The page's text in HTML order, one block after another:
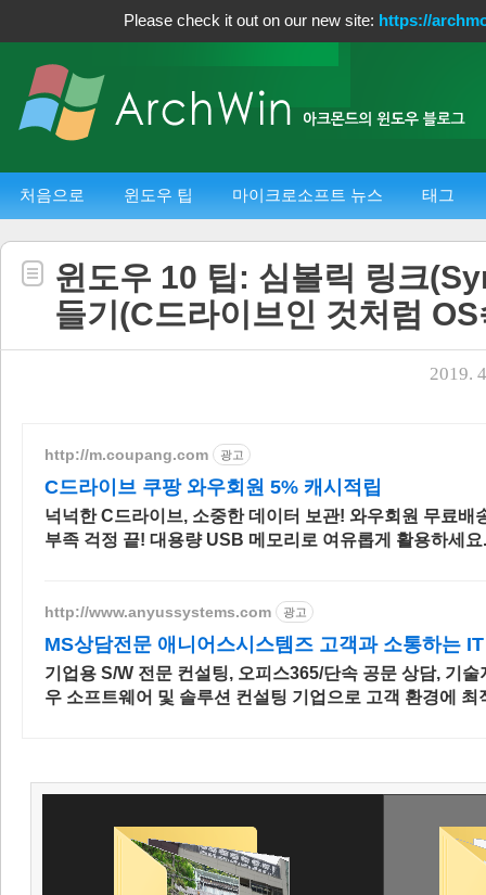
Please check it out on our new site: https://
처음으로 윈도우 팁 마이크로소프트 뉴스 태그
윈도우 10 팁: 심볼릭 링크
들기(C드라이브인 것처럼
2019.
http://m.coupang.com 광고
C드라이브 쿠팡 와우회원 5% 캐시적립
넉넉한 C드라이브, 소중한 데이터 보관! 와우회원 무료배
부족 걱정 끝! 대용량 USB 메모리로 여유롭게 활용하세요.
http://www.anyussystems.com 광고
MS상담전문 애니어스시스템즈 고객과 소통하는
기업용 S/W 전문 컨설팅, 오피스365/단속 공문 상담, 기술
우 소프트웨어 및 솔루션 컨설팅 기업으로 고객 환경에 최